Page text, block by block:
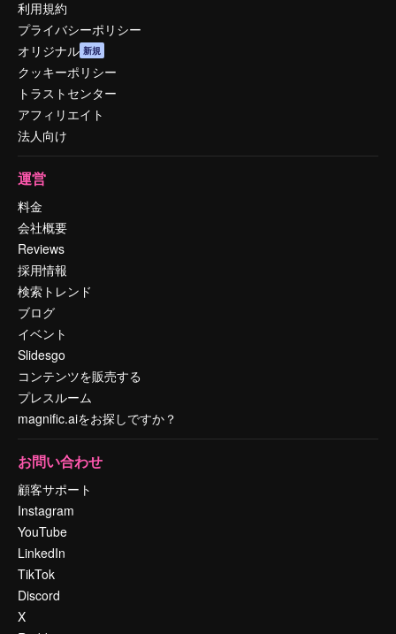
利用規約
プライバシーポリシー
オリジナル 新規
クッキーポリシー
トラストセンター
アフィリエイト
法人向け
運営
料金
会社概要
Reviews
採用情報
検索トレンド
ブログ
イベント
Slidesgo
コンテンツを販売する
プレスルーム
magnific.aiをお探しですか？
お問い合わせ
顧客サポート
Instagram
YouTube
LinkedIn
TikTok
Discord
X